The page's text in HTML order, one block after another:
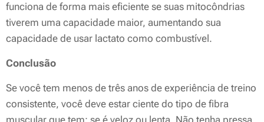
funciona de forma mais eficiente se suas mitocôndrias
tiverem uma capacidade maior, aumentando sua
capacidade de usar lactato como combustível.
Conclusão
Se você tem menos de três anos de experiência de treino
consistente, você deve estar ciente do tipo de fibra
muscular que tem: se é veloz ou lenta. Não tenha pressa,